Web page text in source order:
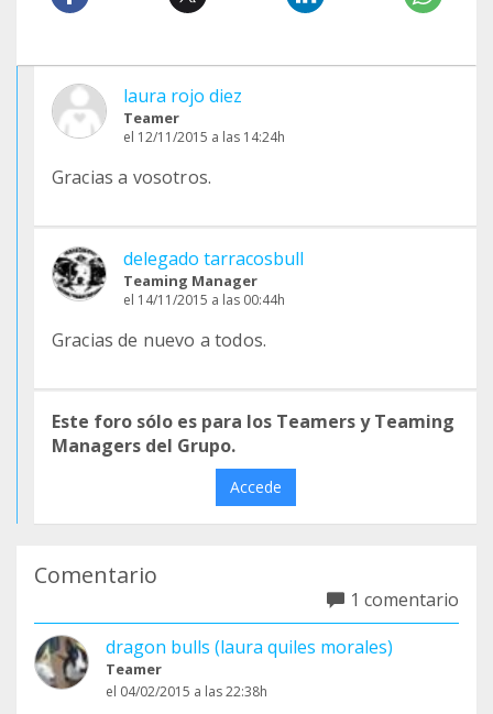
laura rojo diez
Teamer
el 12/11/2015 a las 14:24h
Gracias a vosotros.
delegado tarracosbull
Teaming Manager
el 14/11/2015 a las 00:44h
Gracias de nuevo a todos.
Este foro sólo es para los Teamers y Teaming
Managers del Grupo.
Accede
Comentario
1 comentario
dragon bulls (laura quiles morales)
Teamer
el 04/02/2015 a las 22:38h